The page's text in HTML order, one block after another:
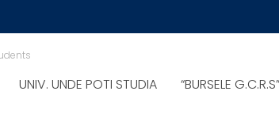
UNIV. UNDE POTI STUDIA “BURSELE G.C.R.S”
CELOR